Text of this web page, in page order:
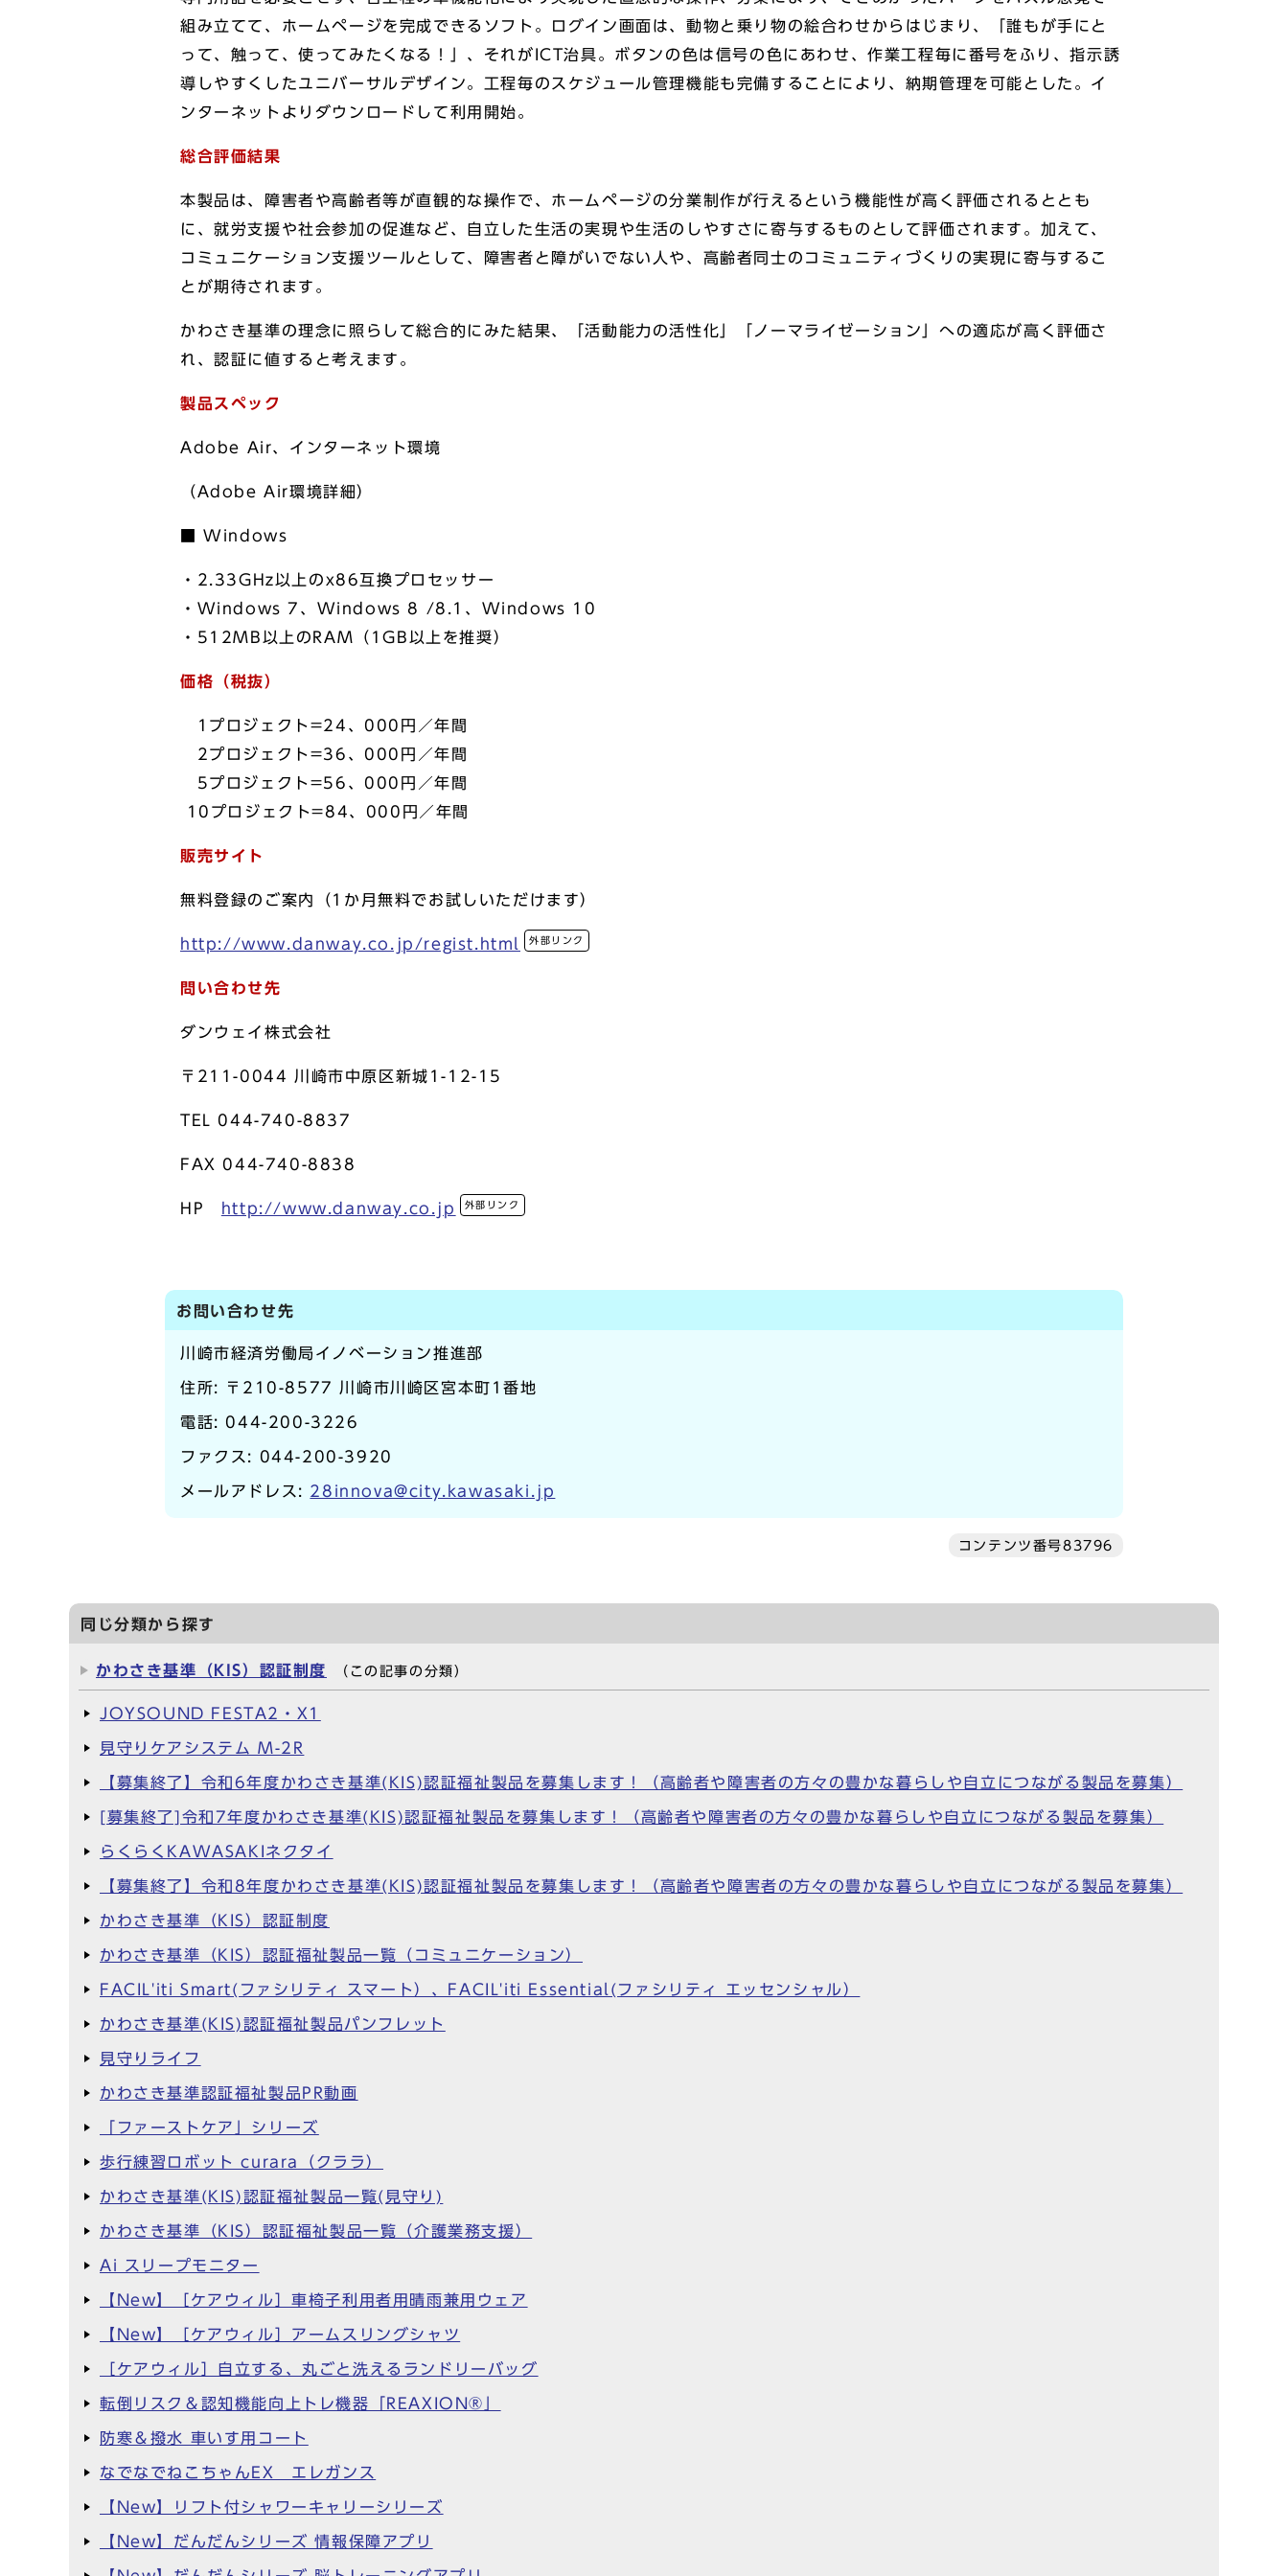
組み立てて、ホームページを完成できるソフト。ログイン画面は、動物と乗り物の絵合わせからはじまり、「誰もが手にと
って、触って、使ってみたくなる！」、それがICT治具。ボタンの色は信号の色にあわせ、作業工程毎に番号をふり、指示誘
導しやすくしたユニバーサルデザイン。工程毎のスケジュール管理機能も完備することにより、納期管理を可能とした。イ
ンターネットよりダウンロードして利用開始。
総合評価結果
本製品は、障害者や高齢者等が直観的な操作で、ホームページの分業制作が行えるという機能性が高く評価されるととも
に、就労支援や社会参加の促進など、自立した生活の実現や生活のしやすさに寄与するものとして評価されます。加えて、
コミュニケーション支援ツールとして、障害者と障がいでない人や、高齢者同士のコミュニティづくりの実現に寄与するこ
とが期待されます。
かわさき基準の理念に照らして総合的にみた結果、「活動能力の活性化」「ノーマライゼーション」への適応が高く評価さ
れ、認証に値すると考えます。
製品スペック
Adobe Air、インターネット環境
（Adobe Air環境詳細）
■ Windows
・2.33GHz以上のx86互換プロセッサー
・Windows 7、Windows 8 /8.1、Windows 10
・512MB以上のRAM（1GB以上を推奨）
価格（税抜）
1プロジェクト=24、000円／年間
2プロジェクト=36、000円／年間
5プロジェクト=56、000円／年間
10プロジェクト=84、000円／年間
販売サイト
無料登録のご案内（1か月無料でお試しいただけます）
http://www.danway.co.jp/regist.html 外部リンク
問い合わせ先
ダンウェイ株式会社
〒211-0044 川崎市中原区新城1-12-15
TEL 044-740-8837
FAX 044-740-8838
HP http://www.danway.co.jp 外部リンク
お問い合わせ先
川崎市経済労働局イノベーション推進部
住所: 〒210-8577 川崎市川崎区宮本町1番地
電話: 044-200-3226
ファクス: 044-200-3920
メールアドレス: 28innova@city.kawasaki.jp
コンテンツ番号83796
同じ分類から探す
かわさき基準（KIS）認証制度 （この記事の分類）
JOYSOUND FESTA2・X1
見守りケアシステム M-2R
【募集終了】令和6年度かわさき基準(KIS)認証福祉製品を募集します！（高齢者や障害者の方々の豊かな暮らしや自立につながる製品を募集）
[募集終了]令和7年度かわさき基準(KIS)認証福祉製品を募集します！（高齢者や障害者の方々の豊かな暮らしや自立につながる製品を募集）
らくらくKAWASAKIネクタイ
【募集終了】令和8年度かわさき基準(KIS)認証福祉製品を募集します！（高齢者や障害者の方々の豊かな暮らしや自立につながる製品を募集）
かわさき基準（KIS）認証制度
かわさき基準（KIS）認証福祉製品一覧（コミュニケーション）
FACIL'iti Smart(ファシリティ スマート）、FACIL'iti Essential(ファシリティ エッセンシャル）
かわさき基準(KIS)認証福祉製品パンフレット
見守りライフ
かわさき基準認証福祉製品PR動画
「ファーストケア」シリーズ
歩行練習ロボット curara（クララ）
かわさき基準(KIS)認証福祉製品一覧(見守り)
かわさき基準（KIS）認証福祉製品一覧（介護業務支援）
Ai スリープモニター
【New】［ケアウィル］車椅子利用者用晴雨兼用ウェア
【New】［ケアウィル］アームスリングシャツ
［ケアウィル］自立する、丸ごと洗えるランドリーバッグ
転倒リスク＆認知機能向上トレ機器「REAXION®︎」
防寒＆撥水 車いす用コート
なでなでねこちゃんEX エレガンス
【New】リフト付シャワーキャリーシリーズ
【New】だんだんシリーズ 情報保障アプリ